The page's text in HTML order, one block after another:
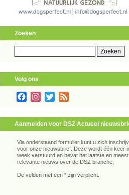
Zoeken
naar:
Volg ons
FacebookInstagram
Twitter
Aanmelden voor DSZ Actueel
Via onderstaand formulier kunt u zich
voor onze nieuwsbrief. Deze wordt één keer
week verstuurd en bevat het laatste en meest
relevante nieuws over de DSZ branche.
De velden met een * zijn verplicht.